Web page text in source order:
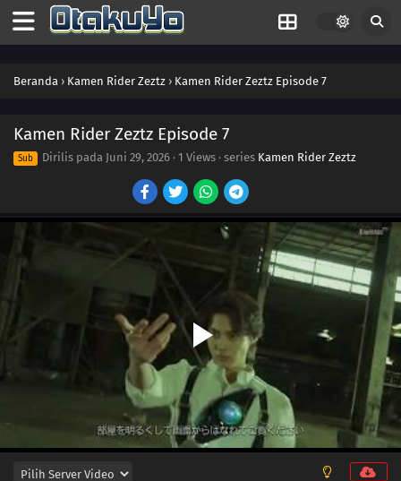
Beranda › Kamen Rider Zeztz › Kamen Rider Zeztz Episode 7
Kamen Rider Zeztz Episode 7
Sub Dirilis pada Juni 29, 2026 · 1 Views · series Kamen Rider Zeztz
Episode 24
23 Episode 23
22 Episode 22
21 Episode 21
20 Episode 20
Episode 15
13 Episode 13